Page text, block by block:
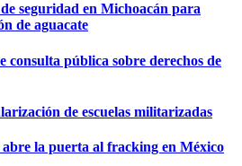
seguridad en Michoacán para
de aguacate
consulta pública sobre derechos de
de escuelas militarizadas
abre la puerta al fracking en México